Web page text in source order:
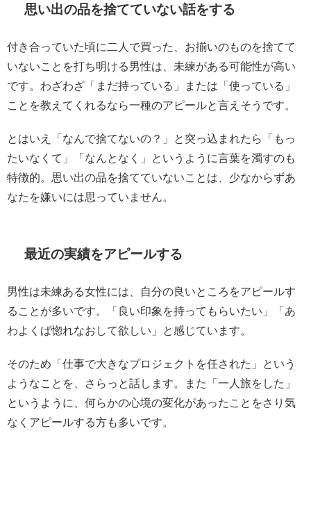
思い出の品を捨てていない話をする
付き合っていた頃に二人で買った、お揃いのものを捨てて
いないことを打ち明ける男性は、未練がある可能性が高い
です。わざわざ「まだ持っている」または「使っている」
ことを教えてくれるなら一種のアピールと言えそうです。
とはいえ「なんで捨てないの？」と突っ込まれたら「もっ
たいなくて」「なんとなく」というように言葉を濁すのも
特徴的。思い出の品を捨てていないことは、少なからずあ
なたを嫌いには思っていません。
最近の実績をアピールする
男性は未練ある女性には、自分の良いところをアピールす
ることが多いです。「良い印象を持ってもらいたい」「あ
わよくば惚れなおして欲しい」と感じています。
そのため「仕事で大きなプロジェクトを任された」という
ようなことを、さらっと話します。また「一人旅をした」
というように、何らかの心境の変化があったことをさり気
なくアピールする方も多いです。